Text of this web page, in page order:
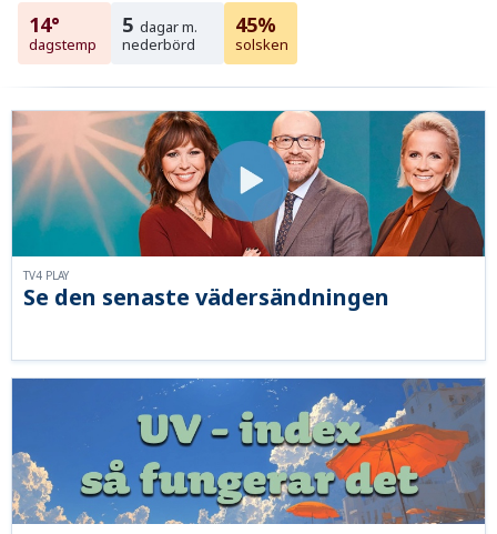
14°
dagstemp
5 dagar m.
nederbörd
45%
solsken
Se den senaste vädersändningen
TV4 PLAY